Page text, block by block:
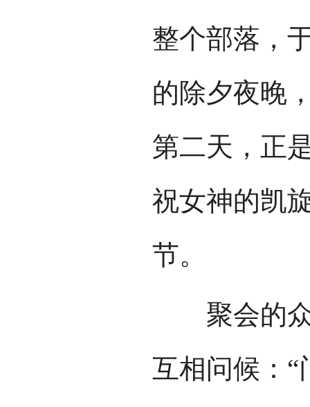
整个部落，
的除夕夜晚
第二天，正
祝女神的凯
节。
聚会的众
互相问候：“